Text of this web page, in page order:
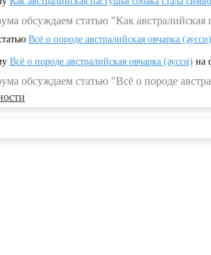
обсуждаем статью "Как
Всё о породе австралийская овчарка (аусси)
Всё о породе австралийская овчарка (аусси) на
обсуждаем статью "Всё о породе